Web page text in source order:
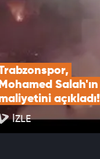
Salah'ın
açıkladı!
İZLE